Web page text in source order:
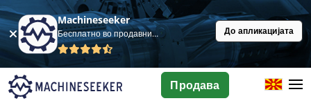
Machineseeker
Бесплатно во продавница До апликацијата
Продава